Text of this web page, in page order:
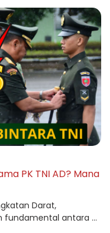
PK TNI AD? Mana
Darat,
antara ...